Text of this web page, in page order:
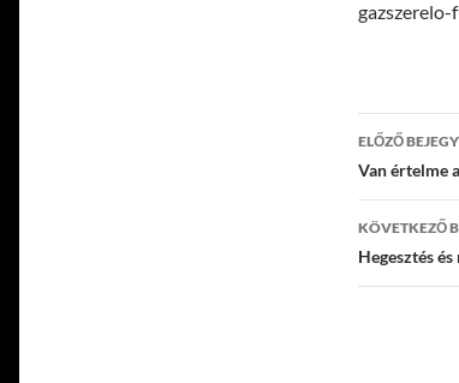
ELŐZŐ
Van értelme
KÖVETKEZŐ
Hegesztés